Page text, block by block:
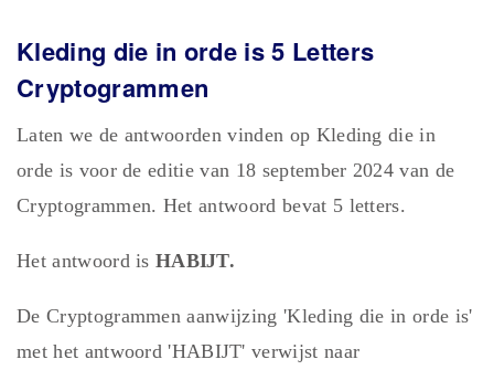
Kleding die in orde is 5 Letters
Cryptogrammen
Laten we de antwoorden vinden op Kleding die in
orde is voor de editie van 18 september 2024 van de
Cryptogrammen. Het antwoord bevat 5 letters.
Het antwoord isHABĲT.
De Cryptogrammen aanwijzing 'Kleding die in orde is'
met het antwoord 'HABĲT' verwijst naar